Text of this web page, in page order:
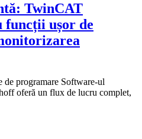
TwinCAT
funcții ușor de
de programare Software-ul
oferă un flux de lucru complet,